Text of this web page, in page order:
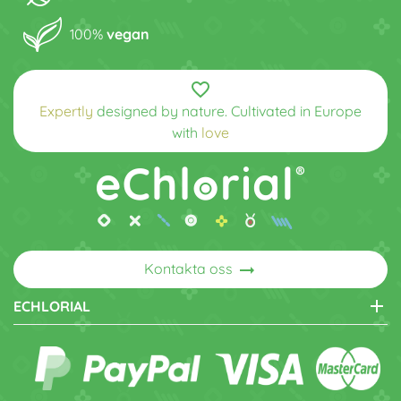
100% vegan
favorite_border
Expertly designed by nature. Cultivated in Europe
with love
Kontakta oss arrow_right_alt
ECHLORIAL add